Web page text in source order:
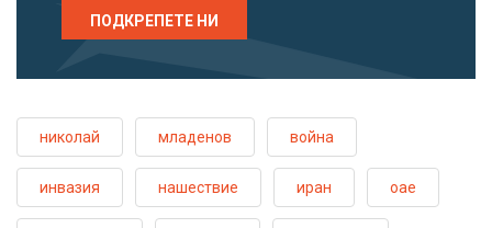
ПОДКРЕПЕТЕ НИ
николай младенов война
инвазия нашествие иран оае